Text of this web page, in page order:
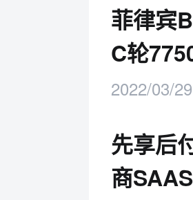
菲律宾
C轮
2022/03/29
先享后
商